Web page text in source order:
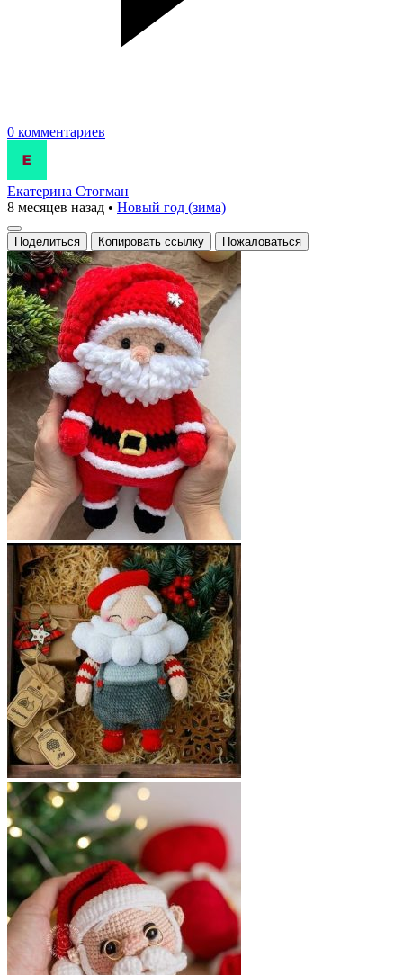
0 комментариев
Екатерина Стогман
8 месяцев назад • Новый год (зима)
Поделиться Копировать ссылку Пожаловаться